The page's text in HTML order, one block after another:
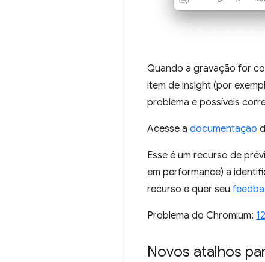
Quando a gravação for
item de insight (por
problema e possíveis
Acesse a documentação
Esse é um recurso de
em performance) a
recurso e quer seu
Problema do Chromium:
Novos atalhos